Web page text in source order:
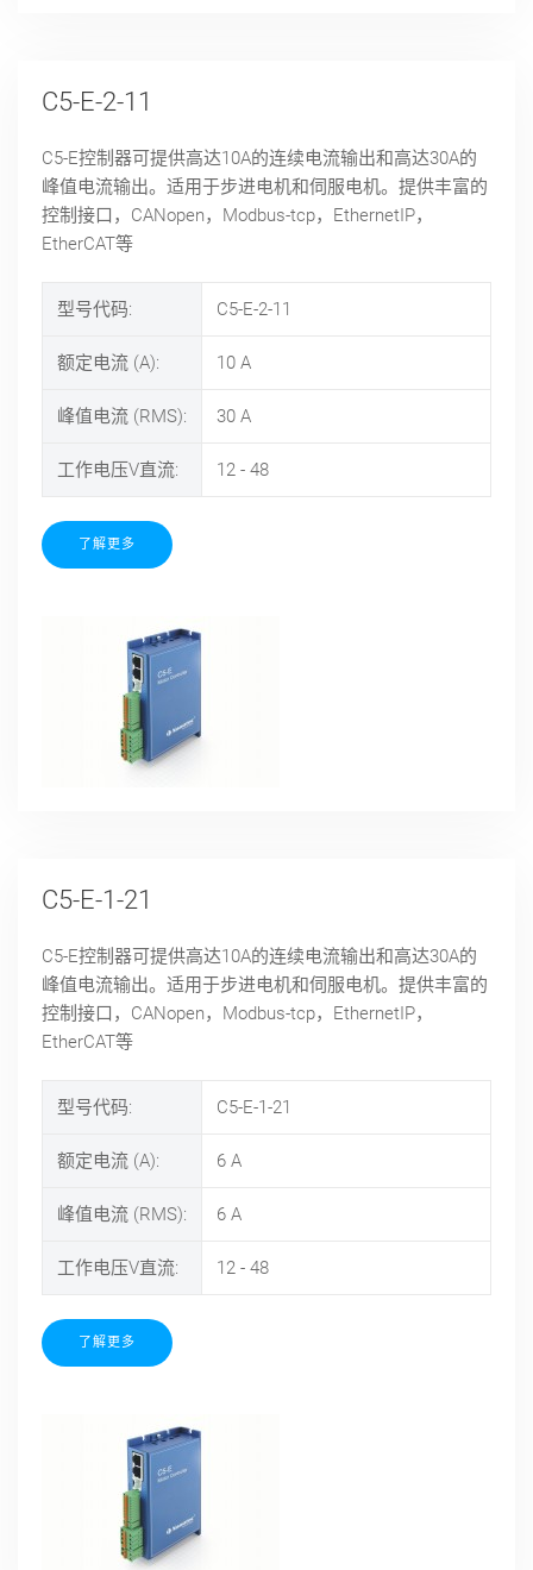
C5-E-2-11
C5-E控制器可提供高达10A的连续电流输出和高达30A的
峰值电流输出。适用于步进电机和伺服电机。提供丰富的
控制接口，CANopen，Modbus-tcp，EthernetIP，
EtherCAT等
型号代码: C5-E-2-11
额定电流 (A): 10 A
峰值电流 (RMS): 30 A
工作电压V直流: 12 - 48
了解更多
C5-E-1-21
C5-E控制器可提供高达10A的连续电流输出和高达30A的
峰值电流输出。适用于步进电机和伺服电机。提供丰富的
控制接口，CANopen，Modbus-tcp，EthernetIP，
EtherCAT等
型号代码: C5-E-1-21
额定电流 (A): 6 A
峰值电流 (RMS): 6 A
工作电压V直流: 12 - 48
了解更多